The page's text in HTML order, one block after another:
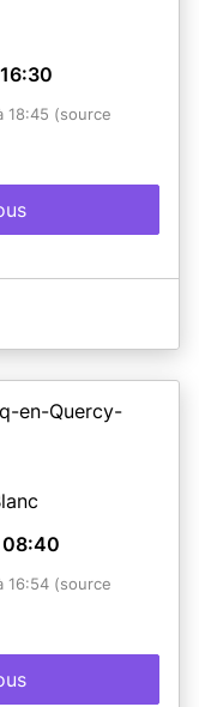
18:45 (source
en-Quercy-
16:54 (source